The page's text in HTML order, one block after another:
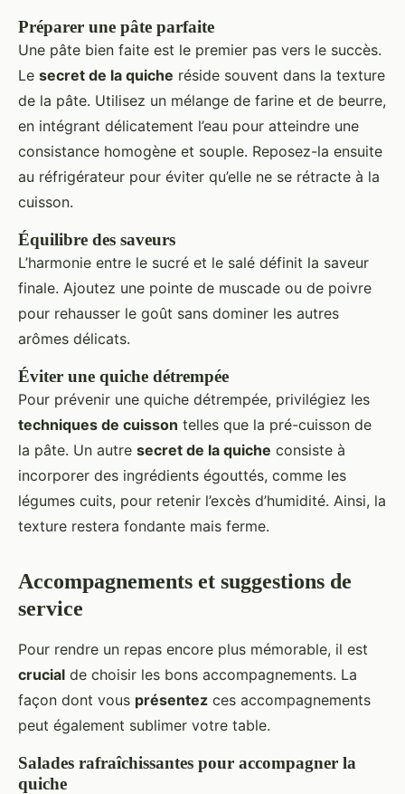
Préparer une pâte parfaite
Une pâte bien faite est le premier pas vers le succès.
Le secret de la quiche réside souvent dans la texture
de la pâte. Utilisez un mélange de farine et de beurre,
en intégrant délicatement l’eau pour atteindre une
consistance homogène et souple. Reposez-la ensuite
au réfrigérateur pour éviter qu’elle ne se rétracte à la
cuisson.
Équilibre des saveurs
L’harmonie entre le sucré et le salé définit la saveur
finale. Ajoutez une pointe de muscade ou de poivre
pour rehausser le goût sans dominer les autres
arômes délicats.
Éviter une quiche détrempée
Pour prévenir une quiche détrempée, privilégiez les
techniques de cuisson telles que la pré-cuisson de
la pâte. Un autre secret de la quiche consiste à
incorporer des ingrédients égouttés, comme les
légumes cuits, pour retenir l’excès d’humidité. Ainsi, la
texture restera fondante mais ferme.
Accompagnements et suggestions de
service
Pour rendre un repas encore plus mémorable, il est
crucial de choisir les bons accompagnements. La
façon dont vous présentez ces accompagnements
peut également sublimer votre table.
Salades rafraîchissantes pour accompagner la
quiche